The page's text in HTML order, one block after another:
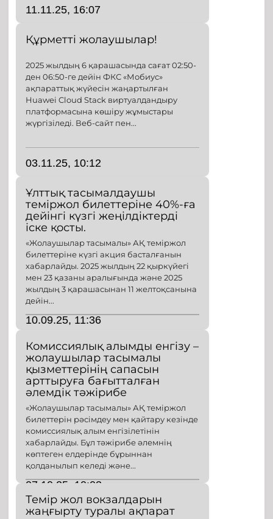
11.11.25, 16:07
Құрметті жолаушылар!
2025 жылдың 6 қарашасында сағат 02:50-
ден 06:50-ге дейін ФКС «Мобиус»
ақпараттық жүйесін жаңартылған
Huawei Cloud Stack виртуалдандыру
платформасына көшіру жұмыстары
жүргізіледі. Веб-сайт пен...
03.11.25, 10:12
Ұлттық тасымалдаушы
теміржол билеттеріне 40%-ға
дейінгі күзгі жеңілдіктерді
іске қосты.
«Жолаушылар тасымалы» АҚ теміржол
билеттеріне күзгі акция басталғанын
хабарлайды. 2025 жылдың 22 қыркүйегі
мен 23 қазаны аралығында және 2025
жылдың 3 қарашасынан 11 желтоқсанына
дейін...
10.09.25, 11:36
Комиссиялық алымды енгізу –
жолаушылар тасымалы
қызметтерінің сапасын
арттыруға бағытталған
әлемдік тәжірибе
«Жолаушылар тасымалы» АҚ теміржол
билеттерін рәсімдеу мен қайтару кезінде
комиссиялық алым енгізілетінін
хабарлайды. Бұл тәжірибе әлемнің
көптеген елдерінде бұрыннан
қолданылып келеді және...
07.10.25, 10:03
Темір жол вокзалдарын
жаңғырту туралы ақпарат